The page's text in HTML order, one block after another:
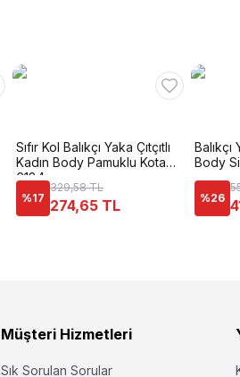
Sıfır Kol Balıkçı Yaka Çıtçıtlı
Kadın Body Pamuklu Kota
6184
%17
329,58 TL
274,65 TL
Balıkçı
Body
%26
Müşteri Hizmetleri
Sık Sorulan Sorular